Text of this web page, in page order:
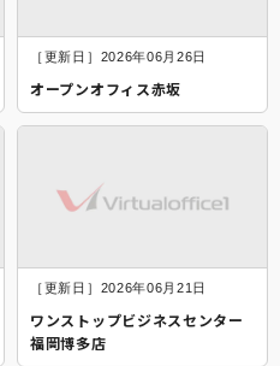
［更新日］2026年06月26日
オープンオフィス赤坂
［更新日］2026年06月21日
ワンストップビジネスセンター
福岡博多店